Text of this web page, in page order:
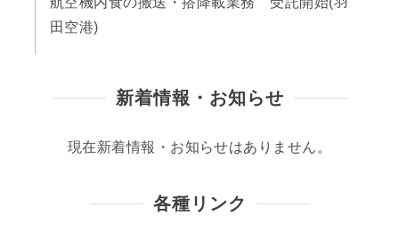
田空港)
新着情報・お知らせ
現在新着情報・お知らせはありません。
各種リンク